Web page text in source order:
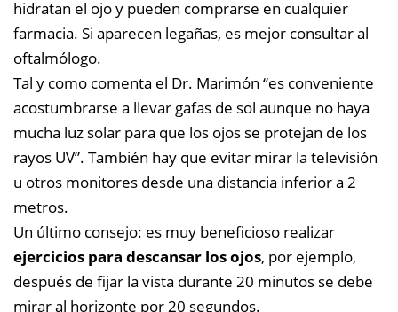
hidratan el ojo y pueden comprarse en cualquier
farmacia. Si aparecen legañas, es mejor consultar al
oftalmólogo.
Tal y como comenta el Dr. Marimón “es conveniente
acostumbrarse a llevar gafas de sol aunque no haya
mucha luz solar para que los ojos se protejan de los
rayos UV”. También hay que evitar mirar la televisión
u otros monitores desde una distancia inferior a 2
metros.
Un último consejo: es muy beneficioso realizar
ejercicios para descansar los ojos, por ejemplo,
después de fijar la vista durante 20 minutos se debe
mirar al horizonte por 20 segundos.